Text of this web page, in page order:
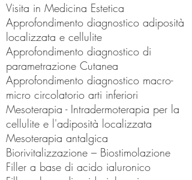
Visita in Medicina Estetica
Approfondimento diagnostico adiposità
localizzata e cellulite
Approfondimento diagnostico di
parametrazione Cutanea
Approfondimento diagnostico macro-
micro circolatorio arti inferiori
Mesoterapia - Intradermoterapia per la
cellulite e l'adiposità localizzata
Mesoterapia antalgica
Biorivitalizzazione – Biostimolazione
Filler a base di acido ialuronico